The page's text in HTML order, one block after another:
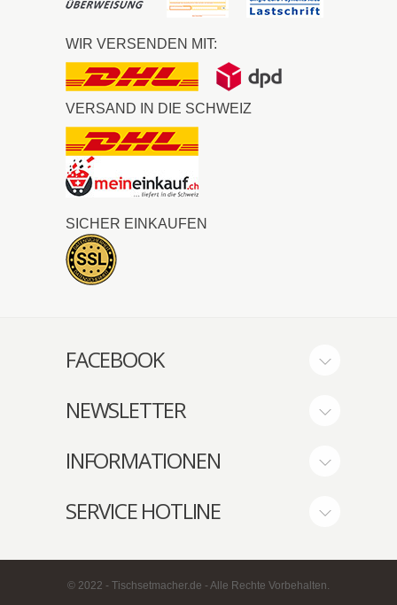
WIR VERSENDEN MIT:
VERSAND IN DIE SCHWEIZ
SICHER EINKAUFEN
FACEBOOK
NEWSLETTER
INFORMATIONEN
SERVICE HOTLINE
© 2022 - Tischsetmacher.de - Alle Rechte Vorbehalten.